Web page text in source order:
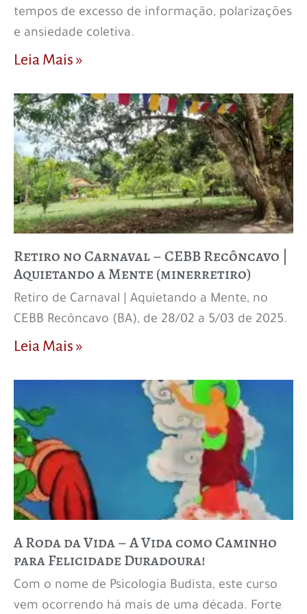
tempos de excesso de informação, polarizações
e ansiedade coletiva.
Leia Mais »
Retiro no Carnaval – CEBB Recôncavo |
Aquietando a Mente (minerretiro)
Retiro de Carnaval | Aquietando a Mente, no
CEBB Recôncavo (BA), de 28/02 a 5/03 de 2025.
Leia Mais »
A Roda da Vida – A Vida como Caminho
para Felicidade Duradoura!
Com o nome de Psicologia Budista, este curso
vem ocorrendo há mais de uma década. Forte